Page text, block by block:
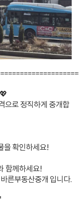
으로 정직하게 중개합
을 확인하세요!
함께하세요!
른부동산중개 입니다.